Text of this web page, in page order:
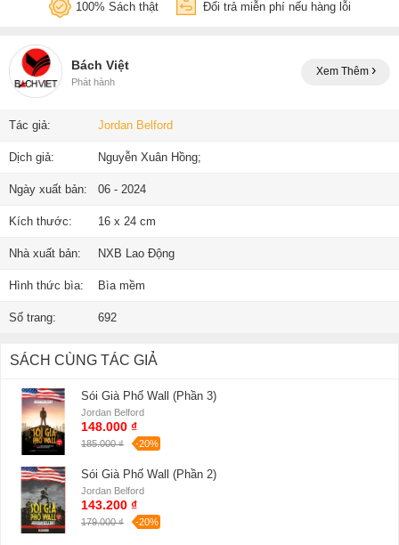
100% Sách thật Đổi trả miễn phí nếu hàng lỗi
Bách Việt
Phát hành
Xem Thêm
Tác giả: Jordan Belford
Dịch giả: Nguyễn Xuân Hồng;
Ngày xuất bản: 06 - 2024
Kích thước: 16 x 24 cm
Nhà xuất bản: NXB Lao Động
Hình thức bìa: Bìa mềm
Số trang: 692
SÁCH CÙNG TÁC GIẢ
Sói Già Phố Wall (Phần 3)
Jordan Belford
148.000 ₫
185.000 ₫ -20%
Sói Già Phố Wall (Phần 2)
Jordan Belford
143.200 ₫
179.000 ₫ -20%